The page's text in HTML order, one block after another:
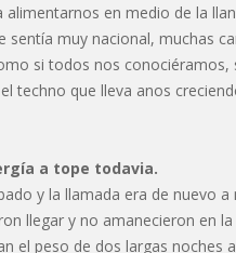
alimentarnos en medio de la
sentía muy nacional, muchas
si todos nos conociéramos,
techno que lleva anos
a tope todavia.
y la llamada era de nuevo
llegar y no amanecieron en
el peso de dos largas noches